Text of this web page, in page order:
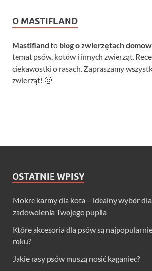
O MASTIFLAND
Mastifland to blog o zwierzętach
temat psów, kotów i innych zwierząt.
ciekawostki o rasach. Zapraszamy
zwierząt! 🙂
OSTATNIE WPISY
Mokre karmy dla kota – idealny wybór
zadowolenia Twojego pupila
Które akcesoria dla psów są
roku?
Jakie rasy psów muszą nosić kaganiec?